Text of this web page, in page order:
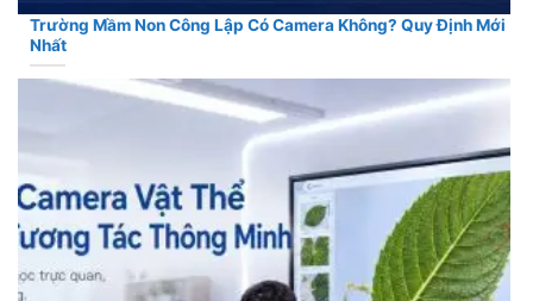
Trường Mầm Non Công Lập Có Camera Không? Quy Định Mới
Nhất